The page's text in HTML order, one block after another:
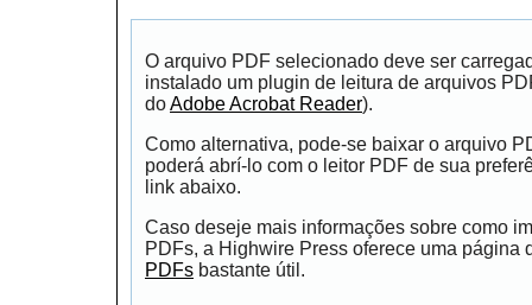
O arquivo PDF selecionado deve ser
instalado um plugin de leitura de arquivos
doAdobe Acrobat Reader).
Como alternativa, pode-se baixar o arquivo
poderá abrí-lo com o leitor PDF de sua
link abaixo.
Caso deseje mais informações sobre como
PDFs, a Highwire Press oferece uma página
PDFs bastante útil.